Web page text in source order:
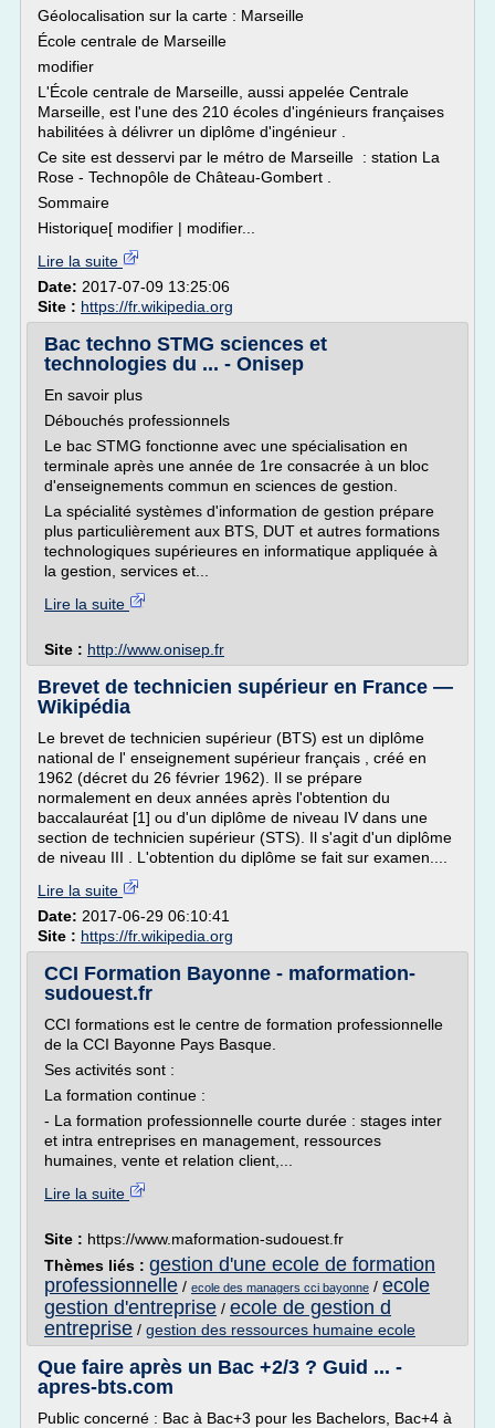
Géolocalisation sur la carte : Marseille
École centrale de Marseille
modifier
L'École centrale de Marseille, aussi appelée Centrale
Marseille, est l'une des 210 écoles d'ingénieurs françaises
habilitées à délivrer un diplôme d'ingénieur .
Ce site est desservi par le métro de Marseille : station La
Rose - Technopôle de Château-Gombert .
Sommaire
Historique[ modifier | modifier...
Lire la suite
Date: 2017-07-09 13:25:06
Site : https://fr.wikipedia.org
Bac techno STMG sciences et
technologies du ... - Onisep
En savoir plus
Débouchés professionnels
Le bac STMG fonctionne avec une spécialisation en
terminale après une année de 1re consacrée à un bloc
d'enseignements commun en sciences de gestion.
La spécialité systèmes d'information de gestion prépare
plus particulièrement aux BTS, DUT et autres formations
technologiques supérieures en informatique appliquée à
la gestion, services et...
Lire la suite
Site : http://www.onisep.fr
Brevet de technicien supérieur en France —
Wikipédia
Le brevet de technicien supérieur (BTS) est un diplôme
national de l' enseignement supérieur français , créé en
1962 (décret du 26 février 1962). Il se prépare
normalement en deux années après l'obtention du
baccalauréat [1] ou d'un diplôme de niveau IV dans une
section de technicien supérieur (STS). Il s'agit d'un diplôme
de niveau III . L'obtention du diplôme se fait sur examen....
Lire la suite
Date: 2017-06-29 06:10:41
Site : https://fr.wikipedia.org
CCI Formation Bayonne - maformation-
sudouest.fr
CCI formations est le centre de formation professionnelle
de la CCI Bayonne Pays Basque.
Ses activités sont :
La formation continue :
- La formation professionnelle courte durée : stages inter
et intra entreprises en management, ressources
humaines, vente et relation client,...
Lire la suite
Site : https://www.maformation-sudouest.fr
Thèmes liés : gestion d'une ecole de formation
professionnelle / ecole des managers cci bayonne / ecole
gestion d'entreprise / ecole de gestion d
entreprise / gestion des ressources humaine ecole
Que faire après un Bac +2/3 ? Guid ... -
apres-bts.com
Public concerné : Bac à Bac+3 pour les Bachelors, Bac+4 à